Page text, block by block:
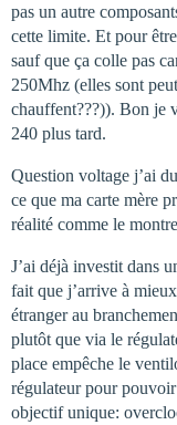
pas un autre
cette limite. Et pour
sauf que ça colle pas
250Mhz (elles sont
chauffent???)). Bon je
240 plus tard.
Question voltage j’ai
ce que ma carte mère
réalité comme le
J’ai déjà investit dans
fait que j’arrive à
étranger au
plutôt que via le
place empêche le
régulateur pour
objectif unique: